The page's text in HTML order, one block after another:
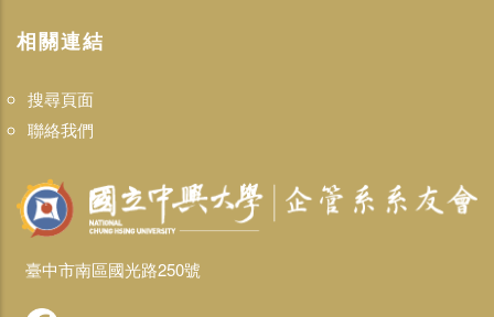
相關連結
搜尋頁面
聯絡我們
臺中市南區國光路250號